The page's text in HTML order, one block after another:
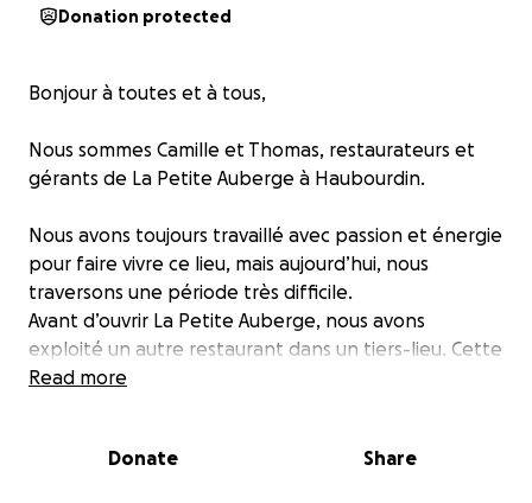
Donation protected
Bonjour à toutes et à tous,
Nous sommes Camille et Thomas, restaurateurs et
gérants de La Petite Auberge à Haubourdin.
Nous avons toujours travaillé avec passion et énergie
pour faire vivre ce lieu, mais aujourd’hui, nous
traversons une période très difficile.
Avant d’ouvrir La Petite Auberge, nous avons
exploité un autre restaurant dans un tiers-lieu. Cette
première expérience entrepreneuriale s’est faite
dette importante de 5 760 €, liée à des loyers
Read more
Donate Share